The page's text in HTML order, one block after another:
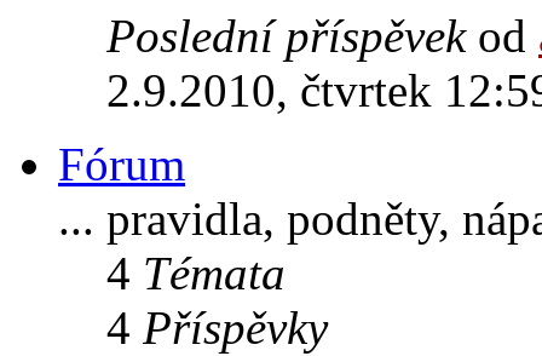
Poslední příspěvekod
2.9.2010, čtvrtek
Fórum
... pravidla, podněty,
4 Témata
4 Příspěvky